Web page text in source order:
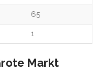
65
1
Markt